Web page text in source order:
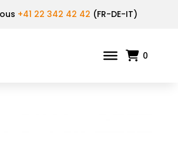
+41 22 342 42 42 (FR-DE-IT)
0